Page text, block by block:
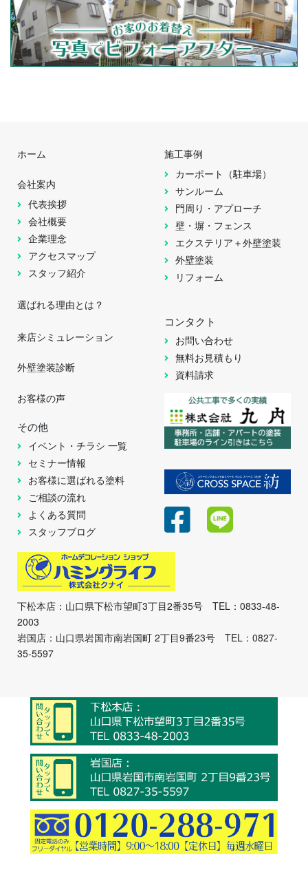
ホーム
会社案内
代表挨拶
会社概要
企業理念
アクセスマップ
スタッフ紹介
選ばれる理由とは？
施工事例
カーポート（駐車場）
サンルーム
門周り・アプローチ
壁・塀・フェンス
エクステリア＋外壁塗装
外壁塗装
リフォーム
来店シミュレーション
外壁塗装診断
お客様の声
その他
イベント・チラシ 一覧
セミナー情報
お客様に選ばれる塗料
ご相談の流れ
よくある質問
スタッフブログ
コンタクト
お問い合わせ
無料お見積もり
資料請求
下松本店：山口県下松市望町3丁目2番35号 TEL：0833-48-
2003
岩国店：山口県岩国市南岩国町 2丁目9番23号 TEL：0827-
35-5597